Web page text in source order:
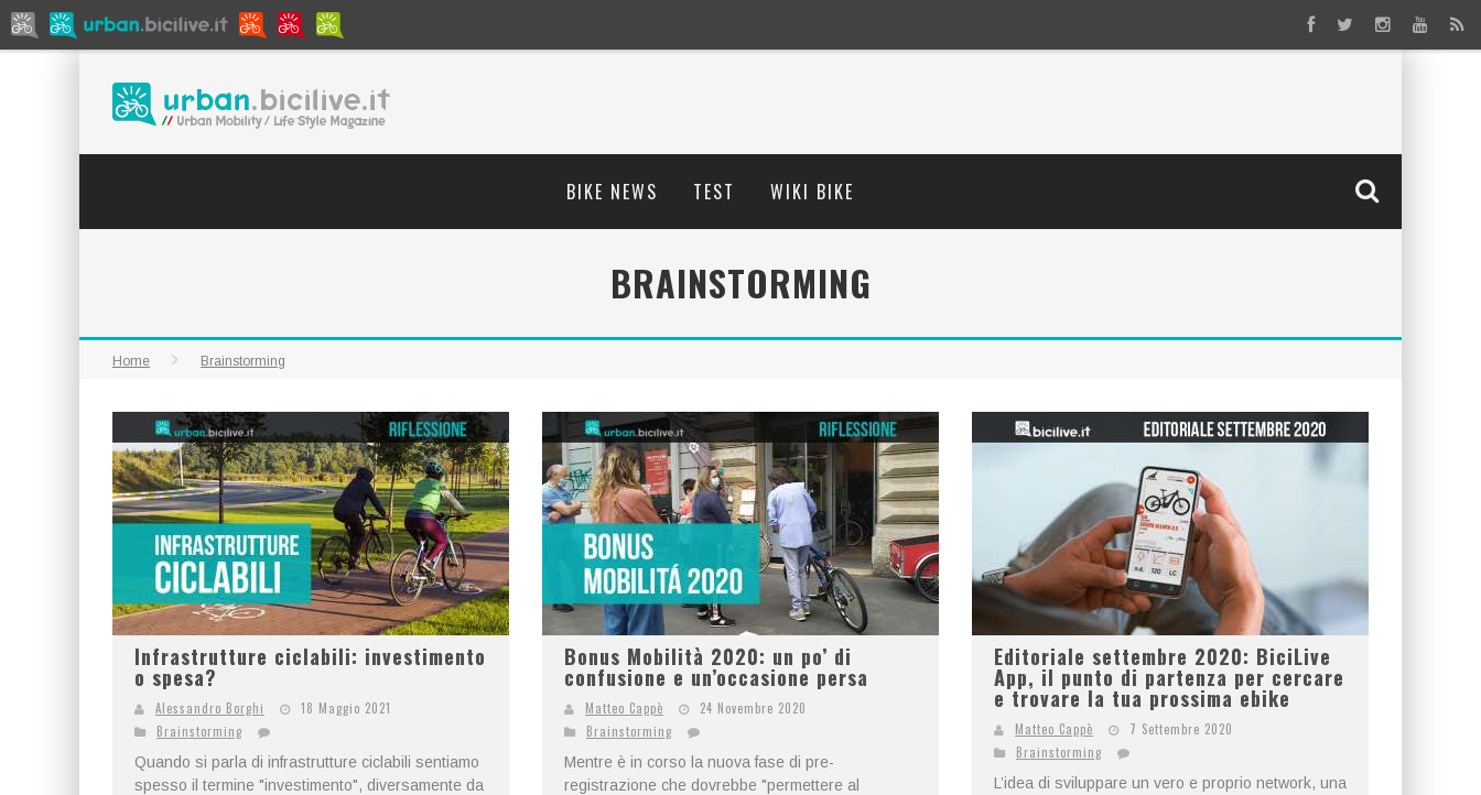
BIKE NEWS TEST WIKI BIKE
BRAINSTORMING
Home Brainstorming
Infrastrutture ciclabili: investimento
o spesa?
Alessandro Borghi
18 Maggio 2021
Brainstorming
Quando si parla di infrastrutture ciclabili sentiamo
spesso il termine "investimento", diversamente da
Bonus Mobilità 2020: un po’ di
confusione e un’occasione persa
Matteo Cappè
24 Novembre 2020
Brainstorming
Mentre è in corso la nuova fase di pre-
registrazione che dovrebbe "permettere al
Editoriale settembre 2020: BiciLive
App, il punto di partenza per cercare
e trovare la tua prossima ebike
Matteo Cappè
7 Settembre 2020
Brainstorming
L’idea di sviluppare un vero e proprio network, una